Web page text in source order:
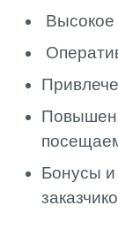
Высокое
Бонусы и